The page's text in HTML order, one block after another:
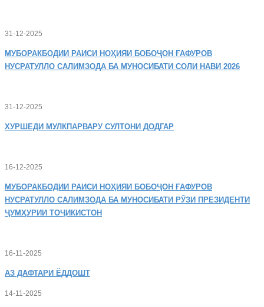
31-12-2025
МУБОРАКБОДИИ РАИСИ НОҲИЯИ БОБОҶОН ҒАФУРОВ
НУСРАТУЛЛО САЛИМЗОДА БА МУНОСИБАТИ СОЛИ НАВИ 2026
31-12-2025
ХУРШЕДИ МУЛКПАРВАРУ СУЛТОНИ ДОДГАР
16-12-2025
МУБОРАКБОДИИ РАИСИ НОҲИЯИ БОБОҶОН ҒАФУРОВ
НУСРАТУЛЛО САЛИМЗОДА БА МУНОСИБАТИ РӮЗИ ПРЕЗИДЕНТИ
ҶУМҲУРИИ ТОҶИКИСТОН
16-11-2025
АЗ ДАФТАРИ ЁДДОШТ
14-11-2025